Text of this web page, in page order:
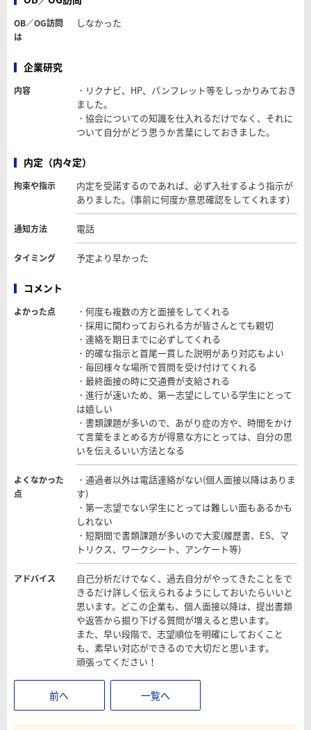
OB／OG訪問
は
しなかった
企業研究
内容
・リクナビ、HP、パンフレット等をしっかりみておき
ました。
・協会についての知識を仕入れるだけでなく、それに
ついて自分がどう思うか言葉にしておきました。
内定（内々定）
拘束や指示
内定を受諾するのであれば、必ず入社するよう指示が
ありました。(事前に何度か意思確認をしてくれます)
通知方法 電話
タイミング 予定より早かった
コメント
よかった点
・何度も複数の方と面接をしてくれる
・採用に関わっておられる方が皆さんとても親切
・連絡を期日までに必ずしてくれる
・的確な指示と首尾一貫した説明があり対応もよい
・毎回様々な場所で質問を受け付けてくれる
・最終面接の時に交通費が支給される
・進行が速いため、第一志望にしている学生にとって
は嬉しい
・書類課題が多いので、あがり症の方や、時間をかけ
て言葉をまとめる方が得意な方にとっては、自分の思
いを伝えるいい方法となる
よくなかった
点
・通過者以外は電話連絡がない(個人面接以降はありま
す)
・第一志望でない学生にとっては難しい面もあるかも
しれない
・短期間で書類課題が多いので大変(履歴書、ES、マ
トリクス、ワークシート、アンケート等)
アドバイス
自己分析だけでなく、過去自分がやってきたことをで
きるだけ詳しく伝えられるようにしておいたらいいと
思います。どこの企業も、個人面接以降は、提出書類
や返答から掘り下げる質問が増えると思います。
また、早い段階で、志望順位を明確にしておくこと
も、素早い対応ができるので大切だと思います。
頑張ってください！
前へ 一覧へ